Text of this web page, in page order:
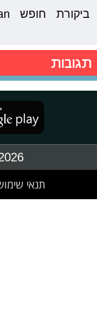
ביקורת חופש
תגובות
2011-2026
תנאי